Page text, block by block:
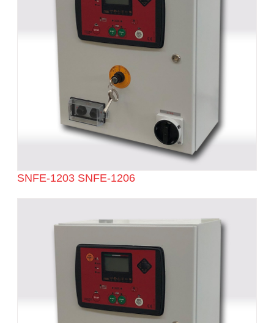
SNFE-1203 SNFE-1206